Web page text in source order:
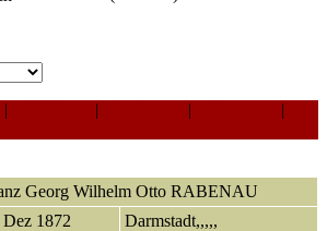
| |
|
Georg Wilhelm Otto RABENAU
Dez 1872 Darmstadt,,,,,